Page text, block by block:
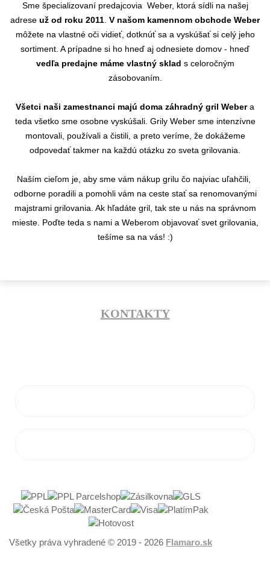
Sme špecializovaní predajcovia Weber, ktorá sídli na našej
adrese už od roku 2011. V našom kamennom obchode Weber
môžete na vlastné oči vidieť, dotknúť sa a vyskúšať si celý jeho
sortiment. A prípadne si ho hneď aj odnesiete domov - hneď
vedľa predajne máme vlastný sklad s celoročným
zásobovaním.
Všetci naši zamestnanci majú doma záhradný gril Webera
teda všetko sme osobne vyskúšali. Grily Weber sme intenzívne
montovali, používali a čistili, a preto veríme, že dokážeme
odpovedať takmer na každú otázku zo sveta grilovania.
Naším cieľom je, aby sme vám nákup grilu čo najviac uľahčili,
odborne poradili a pomohli vám na ceste stať sa renomovanými
majstrami grilovania. Ak hľadáte gril, tak ste u nás na správnom
mieste. Poďte teda s nami a Weberom objavovať svet grilovania,
tešíme sa na vás! :)
KONTAKTY
Všetky práva vyhradené © 2019 - 2026 Flamaro.sk